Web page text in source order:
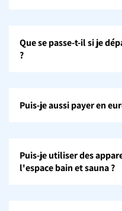
Que se passe-t-il si je
?
Puis-je aussi payer en
Puis-je utiliser des
l'espace bain et sauna ?